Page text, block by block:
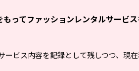
ってファッションレンタルサービ
ビス内容を記録として残しつつ、現